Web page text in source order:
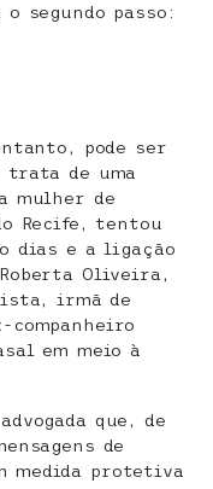
segundo passo:
pode ser
trata de uma
mulher de
Recife, tentou
dias e a ligação
Oliveira,
irmã de
companheiro
em meio à
que, de
de
medida protetiva